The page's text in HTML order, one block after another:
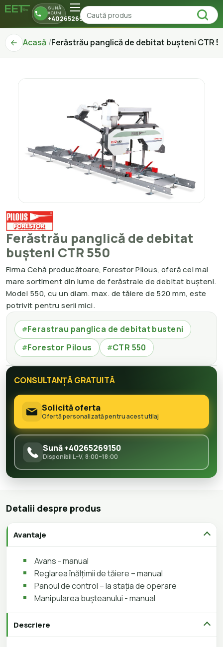
SUNĂ
ACUM
+40265269150
Acasă Ferăstrău panglică de debitat bușteni CTR
Ferăstrău panglică de debitat
bușteni CTR 550
Firma Cehă producătoare, Forestor Pilous, oferă cel mai
mare sortiment din lume de ferăstraie de debitat bușteni.
Model 550, cu un diam. max. de tăiere de 520 mm, este
potrivit pentru serii mici.
#Ferastrau panglica de debitat busteni
#Forestor Pilous #CTR 550
CONSULTANȚĂ GRATUITĂ
Solicită oferta
Ofertă personalizată pentru acest utilaj
Sună +40265269150
Disponibil L–V, 8:00–18:00
Detalii despre produs
Avantaje
Avans - manual
Reglarea înălțimii de tăiere – manual
Panoul de control – la stația de operare
Manipularea bușteanului - manual
Descriere